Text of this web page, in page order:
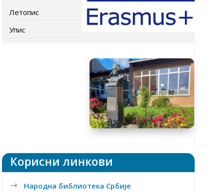
Летопис
Упис
Заштита података о личности
Корисни линкови
$ Народна библиотека Србије